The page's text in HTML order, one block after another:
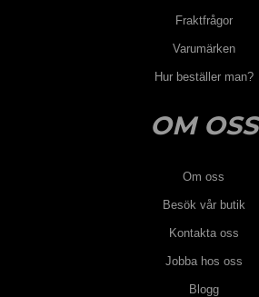
Fraktfrågor
Varumärken
Hur beställer man?
OM OSS
Om oss
Besök vår butik
Kontakta oss
Jobba hos oss
Blogg